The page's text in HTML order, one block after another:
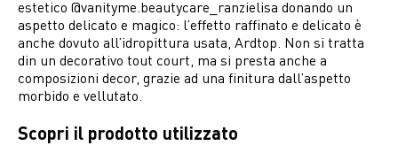
estetico @vanityme.beautycare_ranzielisa donando un
aspetto delicato e magico: l’effetto raffinato e delicato è
anche dovuto all’idropittura usata, Ardtop. Non si tratta
din un decorativo tout court, ma si presta anche a
composizioni decor, grazie ad una finitura dall’aspetto
morbido e vellutato.
Scopri il prodotto utilizzato